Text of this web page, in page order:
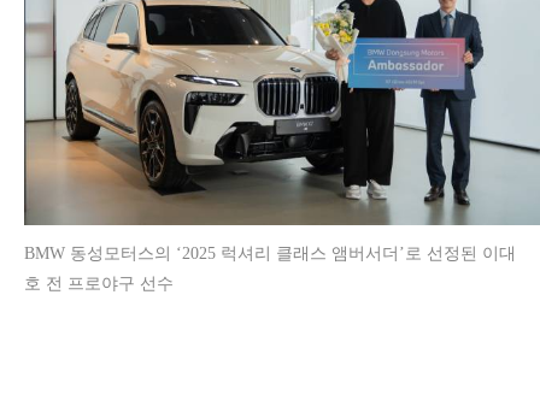
BMW 동성모터스의 ‘2025 럭셔리 클래스 앰버서더’로 선정된 이대
호 전 프로야구 선수